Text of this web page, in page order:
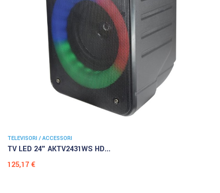
TELEVISORI / ACCESSORI
TV LED 24" AKTV2431WS HD...
Prezzo
125,17 €